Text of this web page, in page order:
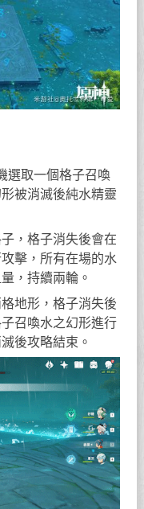
選取一個格子召喚
被消滅後純水精靈
，格子消失後會在
擊，所有在場的水
，持續兩輪。
地形，格子消失後
召喚水之幻形進行
後攻略結束。